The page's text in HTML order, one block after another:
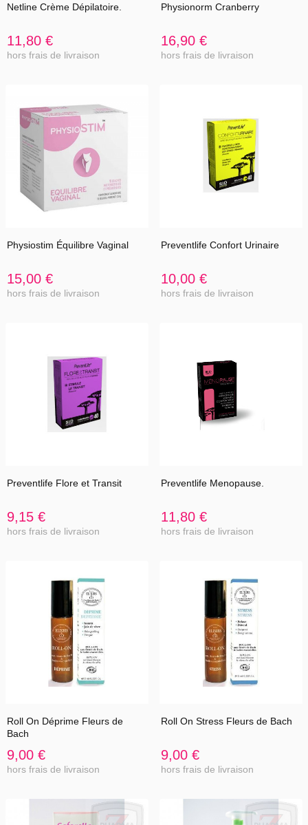
Netline Crème Dépilatoire.
11,80 €
hors frais de livraison
Physionorm Cranberry
16,90 €
hors frais de livraison
Physiostim Équilibre Vaginal
15,00 €
hors frais de livraison
Preventlife Confort Urinaire
10,00 €
hors frais de livraison
Preventlife Flore et Transit
9,15 €
hors frais de livraison
Preventlife Menopause.
11,80 €
hors frais de livraison
Roll On Déprime Fleurs de
Bach
9,00 €
hors frais de livraison
Roll On Stress Fleurs de Bach
9,00 €
hors frais de livraison